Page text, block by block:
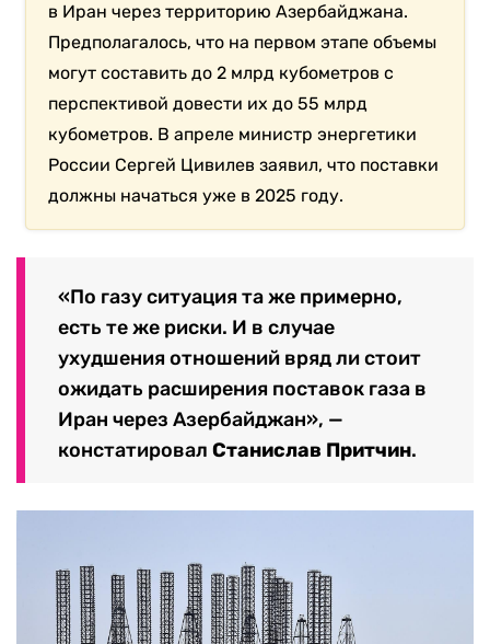
в Иран через территорию Азербайджана.
Предполагалось, что на первом этапе объемы
могут составить до 2 млрд кубометров с
перспективой довести их до 55 млрд
кубометров. В апреле министр энергетики
России Сергей Цивилев заявил, что поставки
должны начаться уже в 2025 году.
«По газу ситуация та же примерно,
есть те же риски. И в случае
ухудшения отношений вряд ли стоит
ожидать расширения поставок газа в
Иран через Азербайджан», —
констатировал Станислав Притчин.